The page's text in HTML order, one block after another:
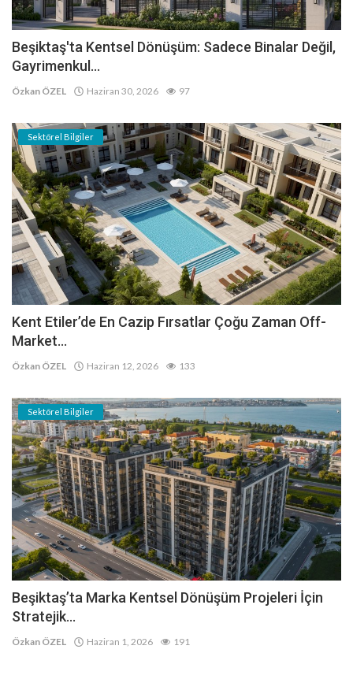
Beşiktaş'ta Kentsel Dönüşüm: Sadece Binalar Değil,
Gayrimenkul...
Özkan ÖZEL Haziran 30, 2026 97
Sektörel Bilgiler
Kent Etiler’de En Cazip Fırsatlar Çoğu Zaman Off-
Market...
Özkan ÖZEL Haziran 12, 2026 133
Sektörel Bilgiler
Beşiktaş’ta Marka Kentsel Dönüşüm Projeleri İçin
Stratejik...
Özkan ÖZEL Haziran 1, 2026 191